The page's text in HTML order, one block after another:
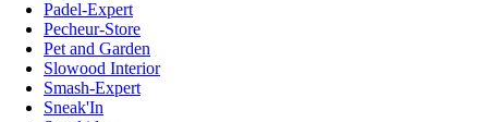
Padel-Expert
Pecheur-Store
Pet and Garden
Slowood Interior
Smash-Expert
Sneak'In